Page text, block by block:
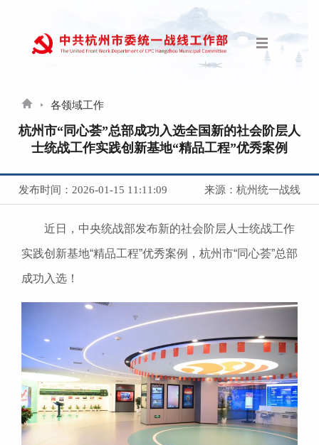
各领域工作
杭州市“同心荟”总部成功入选全国新的社会阶层人
士统战工作实践创新基地“精品工程”优秀案例
发布时间：2026-01-15 11:11:09 来源：杭州统一战线
近日，中央统战部发布新的社会阶层人士统战工作
实践创新基地“精品工程”优秀案例，杭州市“同心荟”总部
成功入选！